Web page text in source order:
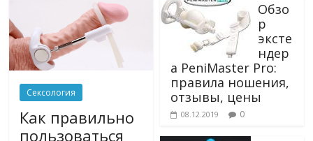
Сексология
Как правильно
пользоваться
Обзо
р
эксте
ндер
а PeniMaster Pro:
правила ношения,
отзывы, цены
08.12.2019 0